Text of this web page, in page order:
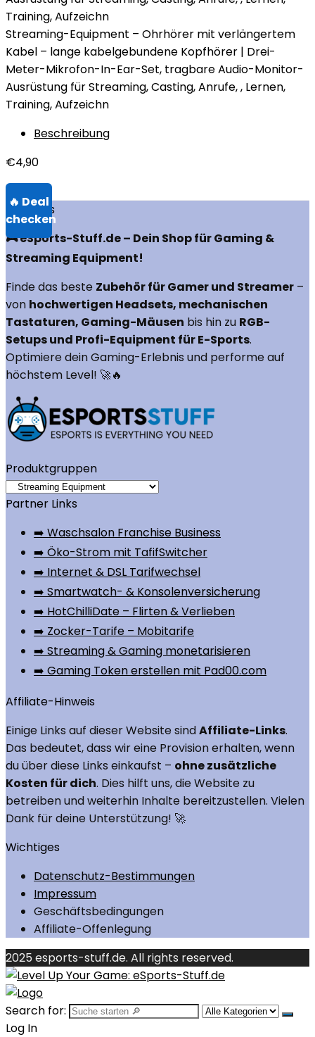
Streaming-Equipment – Ohrhörer mit verlängertem
Kabel – lange kabelgebundene Kopfhörer | Drei-
Meter-Mikrofon-In-Ear-Set, tragbare Audio-Monitor-
Ausrüstung für Streaming, Casting, Anrufe, , Lernen,
Training, Aufzeichn
Beschreibung
€4,90
Über uns
🎮 eSports-Stuff.de – Dein Shop für Gaming &
Streaming Equipment!
Finde das beste Zubehör für Gamer und Streamer –
von hochwertigen Headsets, mechanischen
Tastaturen, Gaming-Mäusen bis hin zu RGB-
Setups und Profi-Equipment für E-Sports.
Optimiere dein Gaming-Erlebnis und performe auf
höchstem Level! 🚀🔥
Produktgruppen
Partner Links
➡️ Waschsalon Franchise Business
➡️ Öko-Strom mit TafifSwitcher
➡️ Internet & DSL Tarifwechsel
➡️ Smartwatch- & Konsolenversicherung
➡️ HotChilliDate – Flirten & Verlieben
➡️ Zocker-Tarife – Mobitarife
➡️ Streaming & Gaming monetarisieren
➡️ Gaming Token erstellen mit Pad00.com
Affiliate-Hinweis
Einige Links auf dieser Website sindAffiliate-Links.
Das bedeutet, dass wir eine Provision erhalten, wenn
du über diese Links einkaufst – ohne zusätzliche
Kosten für dich. Dies hilft uns, die Website zu
betreiben und weiterhin Inhalte bereitzustellen. Vielen
Dank für deine Unterstützung! 🚀
Wichtiges
Datenschutz-Bestimmungen
Impressum
Geschäftsbedingungen
Affiliate-Offenlegung
2025 esports-stuff.de. All rights reserved.
Search for:
Log In